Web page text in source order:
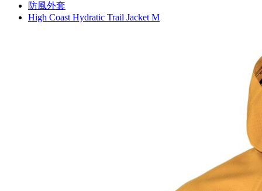
防風外套
High Coast Hydratic Trail Jacket M